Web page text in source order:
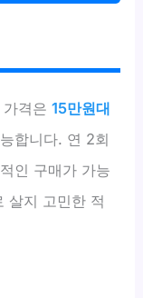
가격은15만원대
합니다. 연 2회
인 구매가 가능
살지 고민한 적